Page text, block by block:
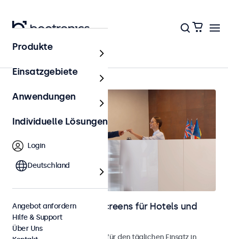
Startseite
Monitore und Touchscreens für Hotels und
Gastronomie
Monitore und Touchscreens für den täglichen Einsatz in
Produkte
Einsatzgebiete
Anwendungen
Individuelle Lösungen
Login
Deutschland
Angebot anfordern
Hilfe & Support
Über Uns